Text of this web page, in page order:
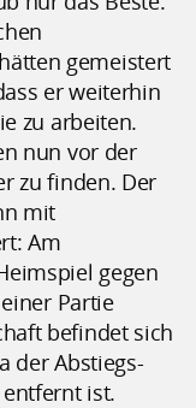
gemeistert
er weiterhin
zu arbeiten.
nun vor der
zu finden. Der
mit
Am
gegen
Partie
befindet sich
der Abstiegs-
ist.